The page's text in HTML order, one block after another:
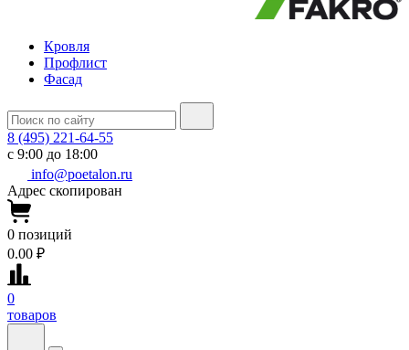
Кровля
Профлист
Фасад
8 (495) 221-64-55
с 9:00 до 18:00
info@poetalon.ru
Адрес скопирован
0 позиций
0.00 ₽
0
товаров